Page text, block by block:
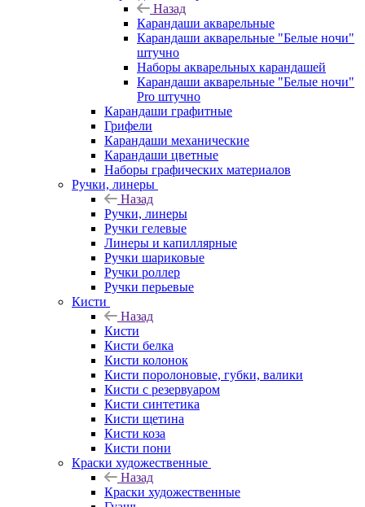
Назад
Карандаши акварельные
Карандаши акварельные "Белые ночи"
штучно
Наборы акварельных карандашей
Карандаши акварельные "Белые ночи"
Pro штучно
Карандаши графитные
Грифели
Карандаши механические
Карандаши цветные
Наборы графических материалов
Ручки, линеры
Назад
Ручки, линеры
Ручки гелевые
Линеры и капиллярные
Ручки шариковые
Ручки роллер
Ручки перьевые
Кисти
Назад
Кисти
Кисти белка
Кисти колонок
Кисти поролоновые, губки, валики
Кисти с резервуаром
Кисти синтетика
Кисти щетина
Кисти коза
Кисти пони
Краски художественные
Назад
Краски художественные